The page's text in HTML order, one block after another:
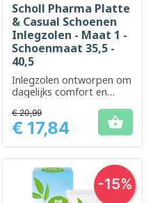
Scholl Pharma Platte
& Casual Schoenen
Inlegzolen - Maat 1 -
Schoenmaat 35,5 -
40,5
Inlegzolen ontworpen om
dagelijks comfort en
aan platvoeten
Prijs
€ 20,99
€ 17,84 
-15%